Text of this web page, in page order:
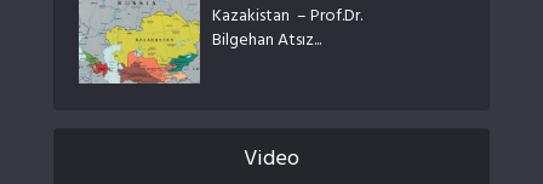
Kazakistan – Prof.Dr.
Bilgehan Atsız...
Video